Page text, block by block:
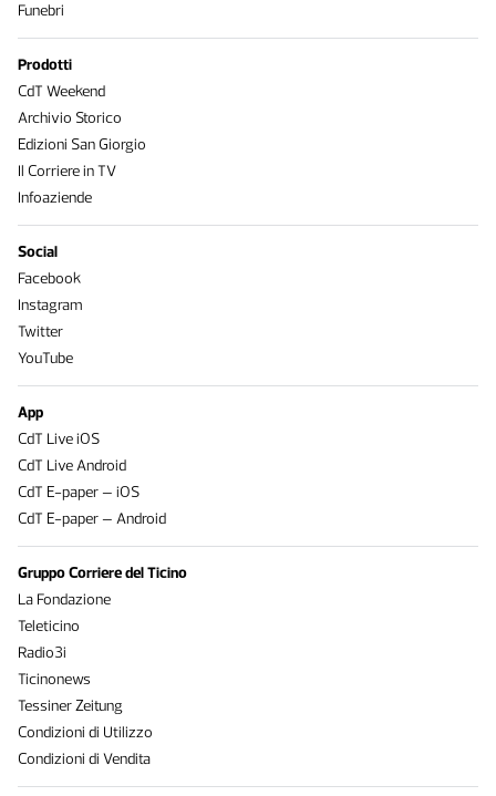
Funebri
Prodotti
CdT Weekend
Archivio Storico
Edizioni San Giorgio
Il Corriere in TV
Infoaziende
Social
Facebook
Instagram
Twitter
YouTube
App
CdT Live iOS
CdT Live Android
CdT E-paper – iOS
CdT E-paper – Android
Gruppo Corriere del Ticino
La Fondazione
Teleticino
Radio3i
Ticinonews
Tessiner Zeitung
Condizioni di Utilizzo
Condizioni di Vendita